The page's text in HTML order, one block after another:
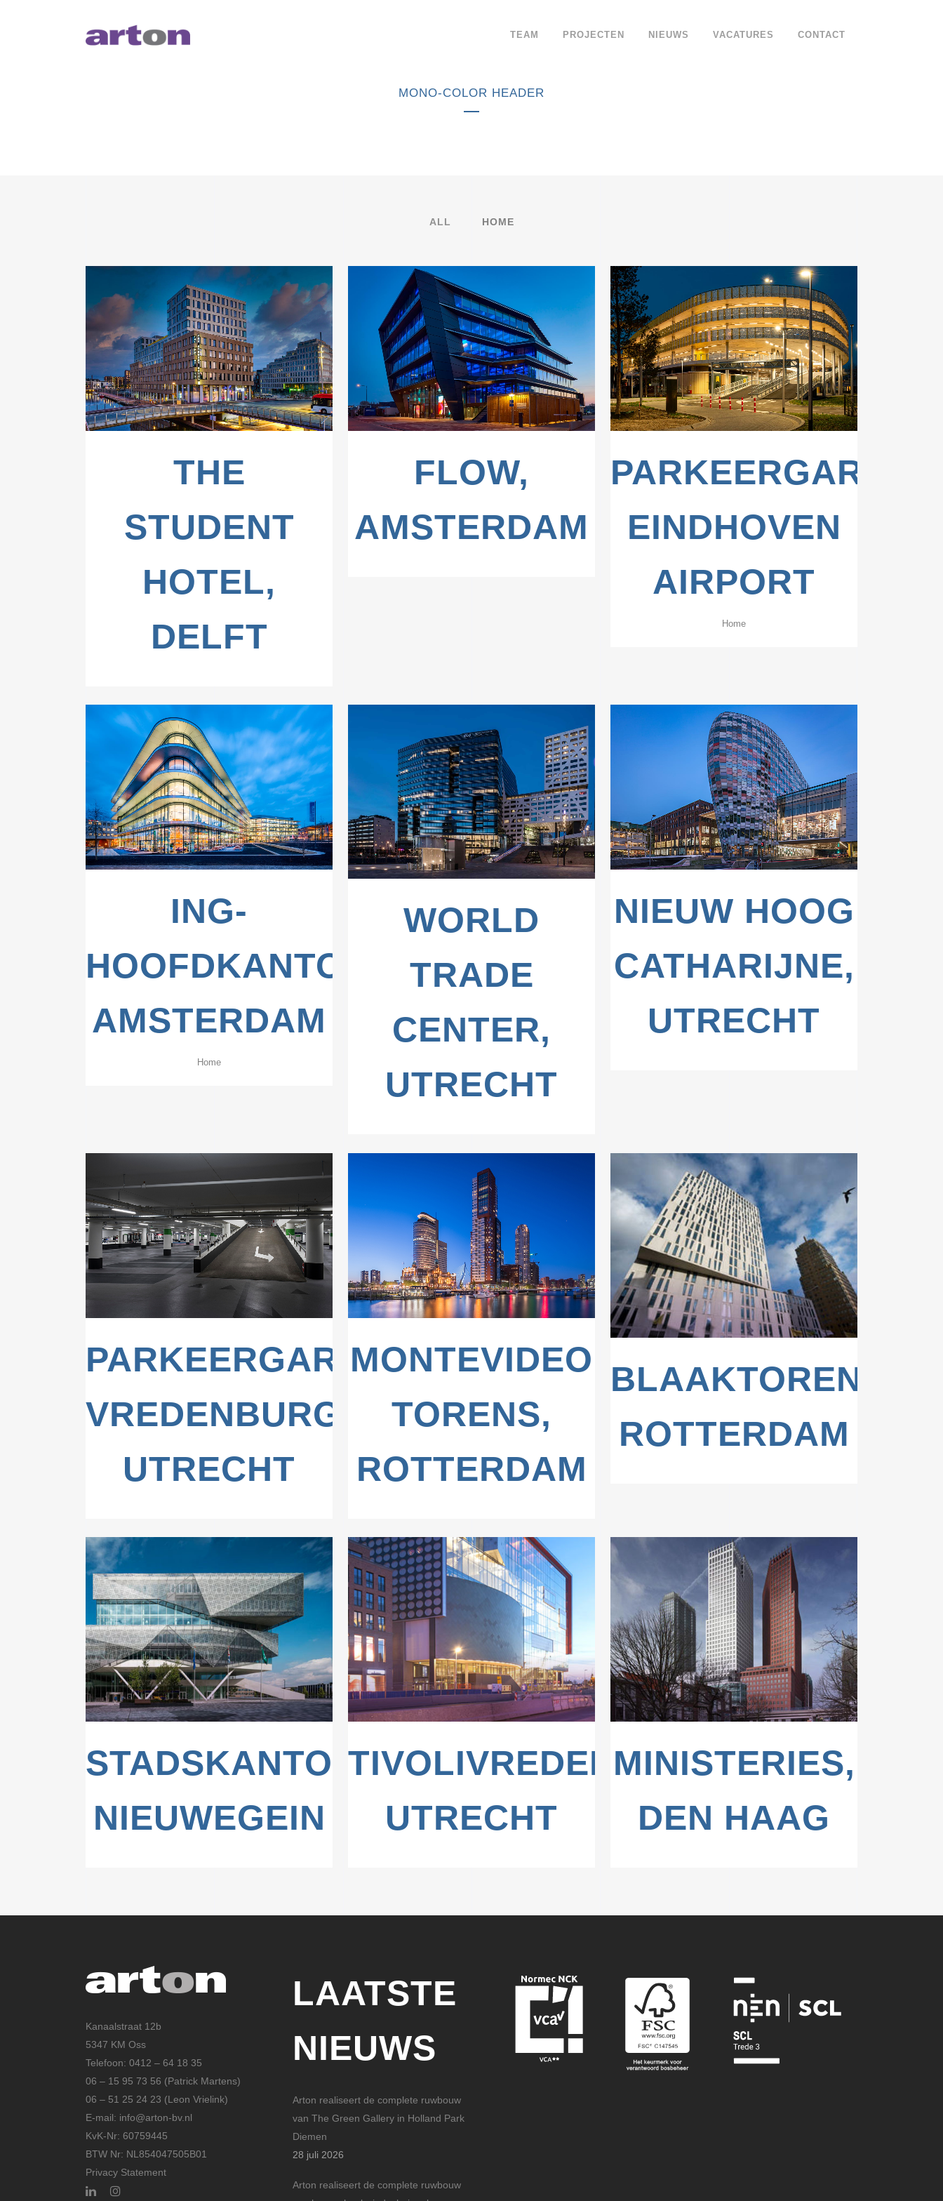
TEAM PROJECTEN NIEUWS VACATURES CONTACT
MONO-COLOR HEADER
ALL HOME
ZOOM VIEW
THE
STUDENT
HOTEL,
DELFT
ZOOM VIEW
FLOW,
AMSTERDAM
ZOOM VIEW
PARKEERGARAGE
EINDHOVEN
AIRPORT
Home
ZOOM VIEW
ING-
HOOFDKANTOOR,
AMSTERDAM
Home
ZOOM VIEW
WORLD
TRADE
CENTER,
UTRECHT
ZOOM VIEW
NIEUW HOOG
CATHARIJNE,
UTRECHT
ZOOM VIEW
PARKEERGARAGE
VREDENBURG,
UTRECHT
ZOOM VIEW
MONTEVIDEO
TORENS,
ROTTERDAM
ZOOM VIEW
BLAAKTOREN,
ROTTERDAM
ZOOM VIEW
STADSKANTOOR,
NIEUWEGEIN
VIEW
TIVOLIVREDENBURG,
UTRECHT
ZOOM VIEW
MINISTERIES,
DEN HAAG
Kanaalstraat 12b
5347 KM Oss
Telefoon: 0412 – 64 18 35
06 – 15 95 73 56 (Patrick Martens)
06 – 51 25 24 23 (Leon Vrielink)
E-mail: info@arton-bv.nl
KvK-Nr: 60759445
BTW Nr: NL854047505B01
Privacy Statement
LAATSTE
NIEUWS
Arton realiseert de complete ruwbouw
van The Green Gallery in Holland Park
Diemen
28 juli 2026
Arton realiseert de complete ruwbouw